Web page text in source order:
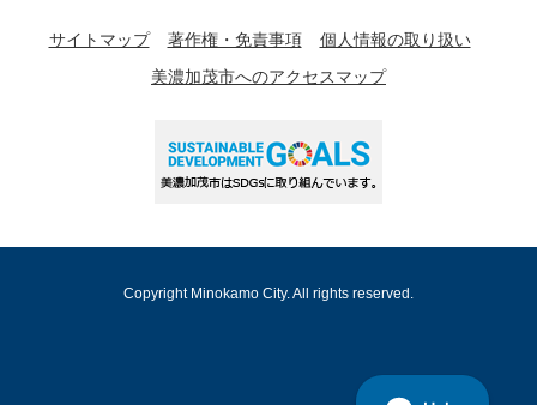
サイトマップ 著作権・免責事項
個人情報の取り扱い
美濃加茂市へのアクセスマップ
Copyright Minokamo City. All rights reserved.